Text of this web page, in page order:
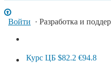
Войти · Разработка и
Курс ЦБ $82.2 €94.8